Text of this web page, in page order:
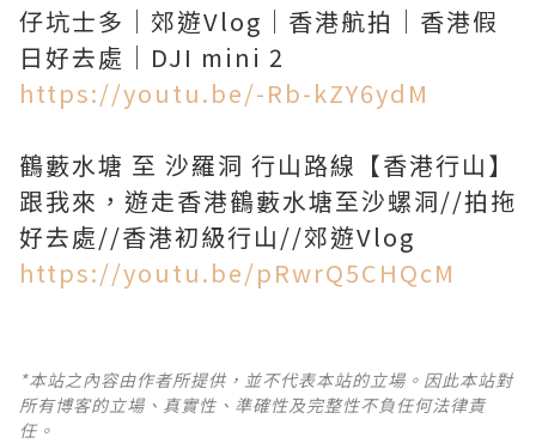
仔坑士多｜郊遊Vlog｜香港航拍｜香港假
https://youtu.be/-Rb-kZY6ydM
鶴藪水塘 至 沙羅洞 行山路線【香港行山】
跟我來，遊走香港鶴藪水塘至沙螺洞//拍拖
https://youtu.be/pRwrQ5CHQcM
*本站之內容由作者所提供，並不代表本站的立場。因此本站對
所有博客的立場、真實性、準確性及完整性不負任何法律責
任。